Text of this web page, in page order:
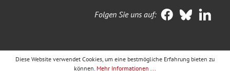
Folgen Sie uns auf:
Diese Website verwendet Cookies, um eine bestmögliche Erfahrung bieten zu
können. Mehr Informationen ...